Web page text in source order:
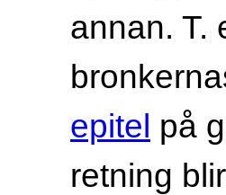
annan. T.
epitel på
retning